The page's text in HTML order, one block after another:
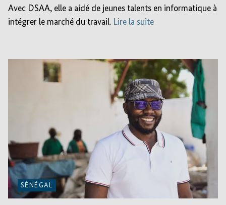
Avec DSAA, elle a aidé de jeunes talents en informatique à
intégrer le marché du travail. Lire la suite
SÉNÉGAL